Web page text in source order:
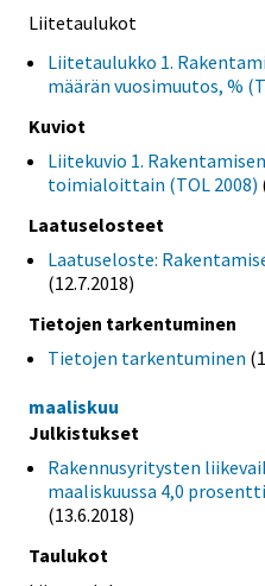
Liitetaulukot
Liitetaulukko 1.
määrän vuosimuutos, %
Kuviot
Liitekuvio 1.
toimialoittain (TOL 2008)
Laatuselosteet
Laatuseloste:
(12.7.2018)
Tietojen tarkentuminen
Tietojen tarkentuminen
maaliskuu
Julkistukset
Rakennusyritysten
maaliskuussa 4,0
(13.6.2018)
Taulukot